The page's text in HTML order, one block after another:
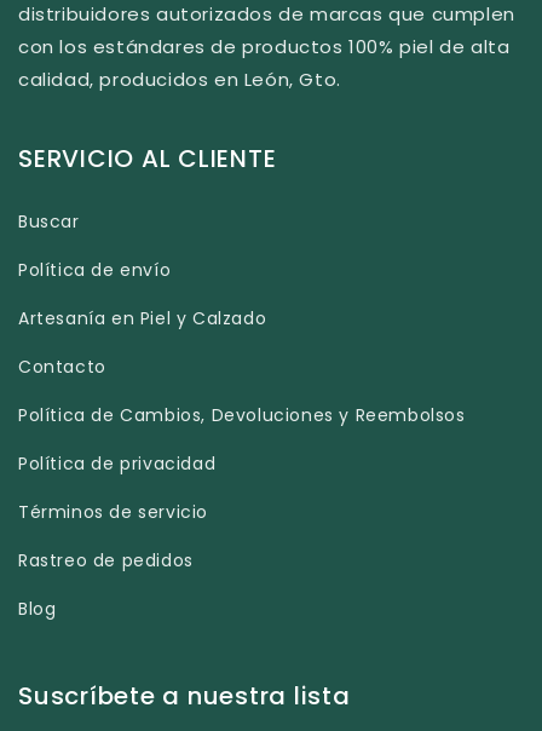
distribuidores autorizados de marcas que cumplen
con los estándares de productos 100% piel de alta
calidad, producidos en León, Gto.
SERVICIO AL CLIENTE
Buscar
Política de envío
Artesanía en Piel y Calzado
Contacto
Política de Cambios, Devoluciones y Reembolsos
Política de privacidad
Términos de servicio
Rastreo de pedidos
Blog
Suscríbete a nuestra lista